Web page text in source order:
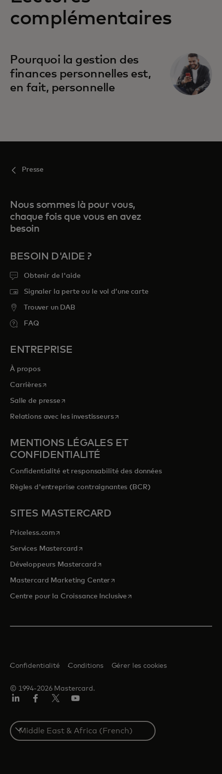
complémentaires
Pourquoi la gestion des
finances personnelles est,
en fait, personnelle
Presse
Nous sommes là pour vous,
chaque fois que vous en avez
besoin
BESOIN D'AIDE ?
Obtenir de l'aide
Signaler la perte ou le vol d’une carte
Trouver un DAB
FAQ
ENTREPRISE
À propos
Carrièress’ouvre dans un nouvel onglet
Salle de presses’ouvre dans un nouvel onglet
Relations avec les investisseurss’ouvre dans un nouvel onglet
MENTIONS LÉGALES ET
CONFIDENTIALITÉ
Confidentialité et responsabilité des données
Règles d'entreprise contraignantes (BCR)
SITES MASTERCARD
Priceless.com s’ouvre dans un nouvel onglet
Services Mastercard s’ouvre dans un nouvel onglet
Développeurs Mastercards’ouvre dans un nouvel onglet
Mastercard Marketing Centers’ouvre dans un nouvel onglet
Centre pour la Croissance Inclusive s’ouvre dans un nouvel
© 1994-2026 Mastercard.
Confidentialité Conditions Gérer les cookies
Select
a
country